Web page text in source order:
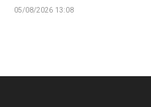
05/08/2026 13:08